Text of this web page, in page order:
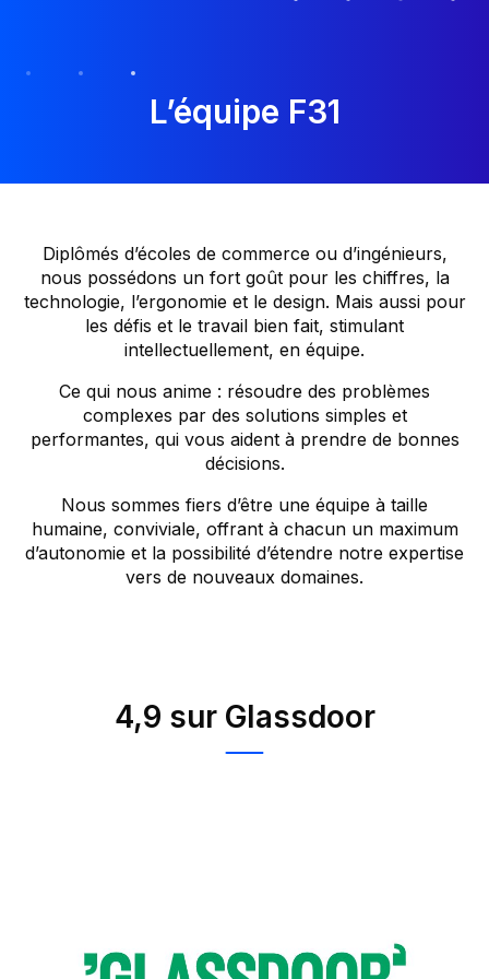
L’équipe F31
Diplômés d’écoles de commerce ou d’ingénieurs,
nous possédons un fort goût pour les chiffres, la
technologie, l’ergonomie et le design. Mais aussi pour
les défis et le travail bien fait, stimulant
intellectuellement, en équipe.
Ce qui nous anime : résoudre des problèmes
complexes par des solutions simples et
performantes, qui vous aident à prendre de bonnes
décisions.
Nous sommes fiers d’être une équipe à taille
humaine, conviviale, offrant à chacun un maximum
d’autonomie et la possibilité d’étendre notre expertise
vers de nouveaux domaines.
4,9 sur Glassdoor